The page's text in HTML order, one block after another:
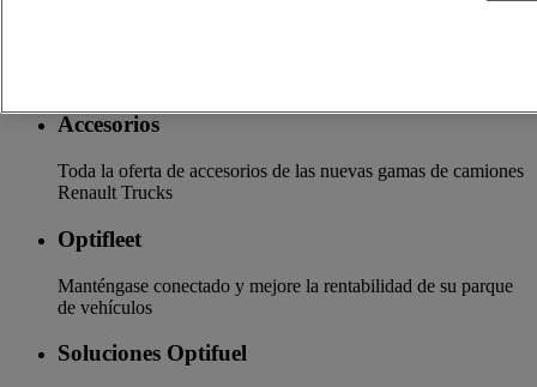
Accesorios
Toda la oferta de accesorios de las nuevas gamas de camiones
Renault Trucks
Optifleet
Manténgase conectado y mejore la rentabilidad de su parque
de vehículos
Soluciones Optifuel